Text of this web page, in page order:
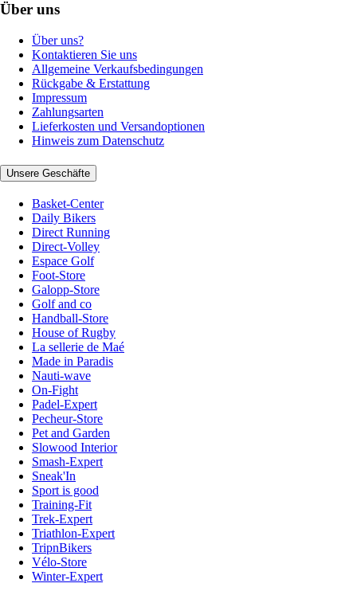
Über uns
Über uns?
Kontaktieren Sie uns
Allgemeine Verkaufsbedingungen
Rückgabe & Erstattung
Impressum
Zahlungsarten
Lieferkosten und Versandoptionen
Hinweis zum Datenschutz
Unsere Geschäfte
Basket-Center
Daily Bikers
Direct Running
Direct-Volley
Espace Golf
Foot-Store
Galopp-Store
Golf and co
Handball-Store
House of Rugby
La sellerie de Maé
Made in Paradis
Nauti-wave
On-Fight
Padel-Expert
Pecheur-Store
Pet and Garden
Slowood Interior
Smash-Expert
Sneak'In
Sport is good
Training-Fit
Trek-Expert
Triathlon-Expert
TripnBikers
Vélo-Store
Winter-Expert